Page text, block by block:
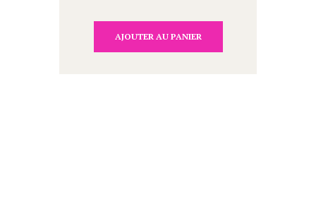
AJOUTER AU PANIER